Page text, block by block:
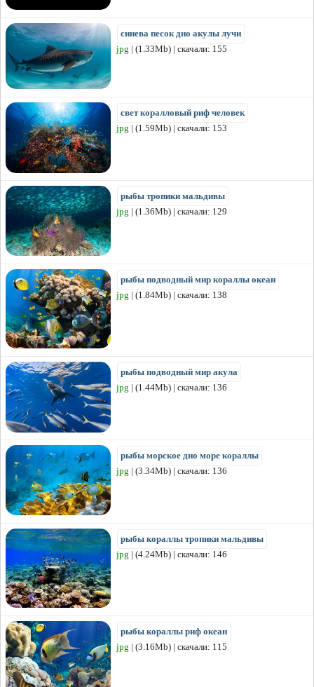
синева песок дно акулы лучи
jpg | (1.33Mb) | скачали: 155
свет коралловый риф человек
jpg | (1.59Mb) | скачали: 153
рыбы тропики мальдивы
jpg | (1.36Mb) | скачали: 129
рыбы подводный мир кораллы океан
jpg | (1.84Mb) | скачали: 138
рыбы подводный мир акула
jpg | (1.44Mb) | скачали: 136
рыбы морское дно море кораллы
jpg | (3.34Mb) | скачали: 136
рыбы кораллы тропики мальдивы
jpg | (4.24Mb) | скачали: 146
рыбы кораллы риф океан
jpg | (3.16Mb) | скачали: 115